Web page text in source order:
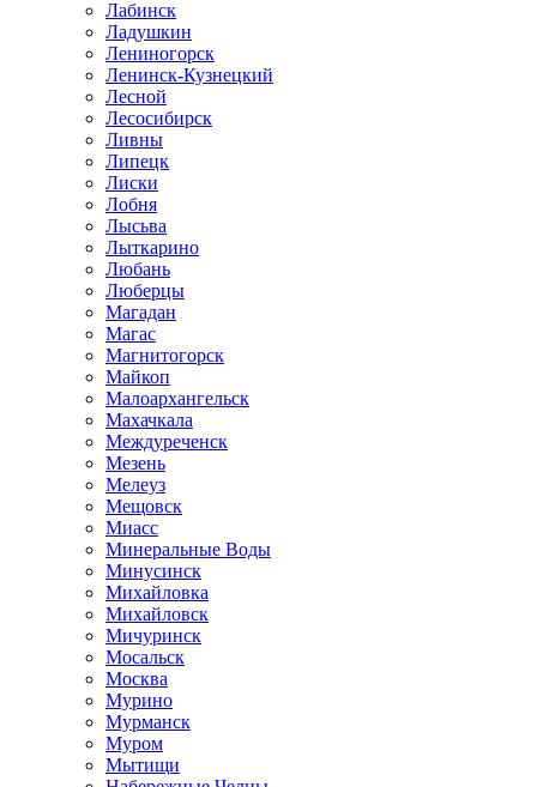
Лабинск
Ладушкин
Лениногорск
Ленинск-Кузнецкий
Лесной
Лесосибирск
Ливны
Липецк
Лиски
Лобня
Лысьва
Лыткарино
Любань
Люберцы
Магадан
Магас
Магнитогорск
Майкоп
Малоархангельск
Махачкала
Междуреченск
Мезень
Мелеуз
Мещовск
Миасс
Минеральные Воды
Минусинск
Михайловка
Михайловск
Мичуринск
Мосальск
Москва
Мурино
Мурманск
Муром
Мытищи